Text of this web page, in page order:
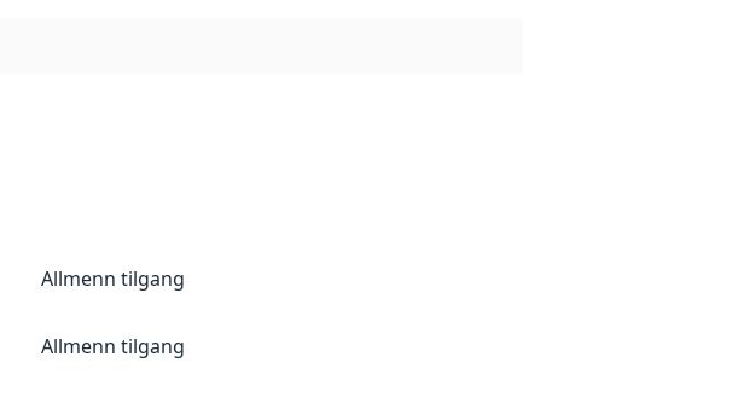
Allmenn tilgang
Allmenn tilgang